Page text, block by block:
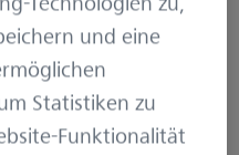
und korrekten
ist eine
der Generation
Lichtverstärkung.
und eine
Statistiken zu
Funktionalität